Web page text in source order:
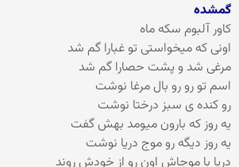
گمشده
کاور آلبوم سکه ماه
اونی که میخواستی تو غبارا گم شد
مرغی شد و پشت حصارا گم شد
اسم تو رو رو بال مرغا نوشت
رو کنده ی سبز درختا نوشت
یه روز که بارون میومد بهش گفت
یه روز دیگه رو موج دریا نوشت
دریا با موجاش اون رو از خودش روند